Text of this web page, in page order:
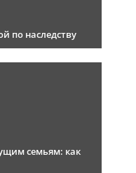
по наследству
семьям: как